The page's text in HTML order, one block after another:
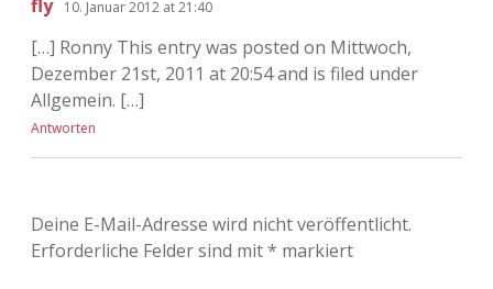
fly 10. Januar 2012 at 21:40
[…] Ronny This entry was posted on Mittwoch,
Dezember 21st, 2011 at 20:54 and is filed under
Allgemein. […]
Antworten
Deine E-Mail-Adresse wird nicht veröffentlicht.
Erforderliche Felder sind mit* markiert